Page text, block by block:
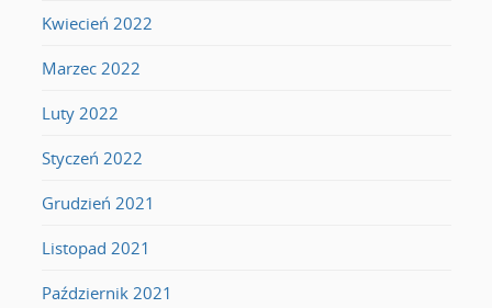
Kwiecień 2022
Marzec 2022
Luty 2022
Styczeń 2022
Grudzień 2021
Listopad 2021
Październik 2021